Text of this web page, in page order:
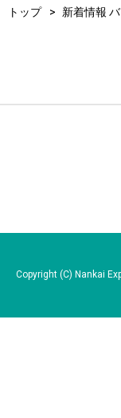
トップ 新着情報
Copyright (C) Nankai